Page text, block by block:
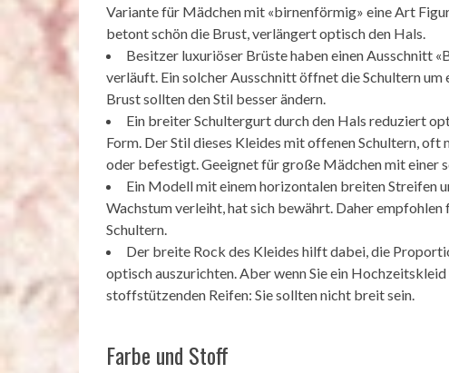
Variante für Mädchen mit «birnenförmig» eine Art
betont schön die Brust, verlängert optisch den Hals.
Besitzer luxuriöser Brüste haben einen Ausschnitt
verläuft. Ein solcher Ausschnitt öffnet die Schultern
Brust sollten den Stil besser ändern.
Ein breiter Schultergurt durch den Hals reduziert
Form. Der Stil dieses Kleides mit offenen Schultern,
oder befestigt. Geeignet für große Mädchen mit einer
Ein Modell mit einem horizontalen breiten Streifen
Wachstum verleiht, hat sich bewährt. Daher
Schultern.
Der breite Rock des Kleides hilft dabei, die
optisch auszurichten. Aber wenn Sie ein
stoffstützenden Reifen: Sie sollten nicht breit sein.
Farbe und Stoff